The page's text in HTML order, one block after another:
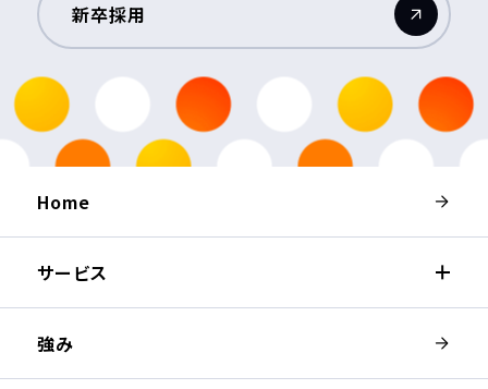
新卒採用
（新しいウィンドウが開きます）
Home
サービス
強み